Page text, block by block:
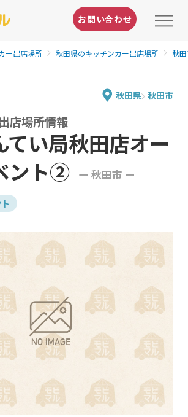
お問い合わせ
ー出店場所 秋田県のキッチンカー出店場所 秋
秋田県 秋田市
てい局秋田店オー
ント②
ー 秋田市 ー
店場所情報